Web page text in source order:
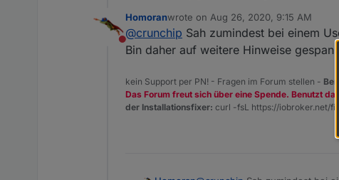
Do not disturb
Homoranwrote on Aug 26, 2020, 9:15 AM
last edited by
@crunchip Sah zumindest bei einem
Bin daher auf weitere Hinweise gespannt
kein Support per PN! - Fragen im Forum stellen -
Das Forum freut sich über eine Spende. Benutzt
der Installationsfixer: curl -fsL https://iobroker.net/